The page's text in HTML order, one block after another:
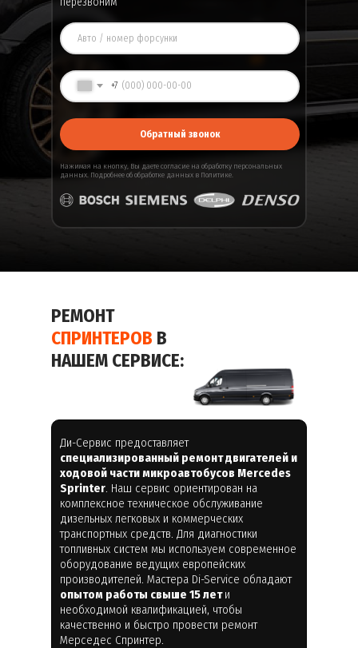
+7
Обратный звонок
Нажимая на кнопку, Вы даетесогласие на обработку персональных
данных. Подробнее об обработке данных в Политике.
Ди-Сервис предоставляет
специализированный ремонт двигателей и
ходовой части микроавтобусов Mercedes
Sprinter . Наш сервис ориентирован на
комплексное техническое обслуживание
дизельных легковых и коммерческих
транспортных средств. Для диагностики
топливных систем мы используем современное
оборудование ведущих европейских
производителей. Мастера Di-Service обладают
опытом работы свыше 15 лети
необходимой квалификацией, чтобы
качественно и быстро провести ремонт
Мерседес Спринтер.
РЕМОНТ
СПРИНТЕРОВ В
НАШЕМ СЕРВИСЕ: